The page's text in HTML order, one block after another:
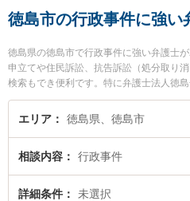
徳島市の行政事件に強い
徳島県の徳島市で行政事件に強い弁護士
申立てや住民訴訟、抗告訴訟（処分取り
検索もでき便利です。特に弁護士法人徳
護士法人徳島合同法律事務所の菊池 真喜
費用、強みなどが注目されています。『
きる徳島市内の弁護士に相談予約したい
めです。
エリア 徳島県、徳島市
相談内容 行政事件
詳細条件 未選択